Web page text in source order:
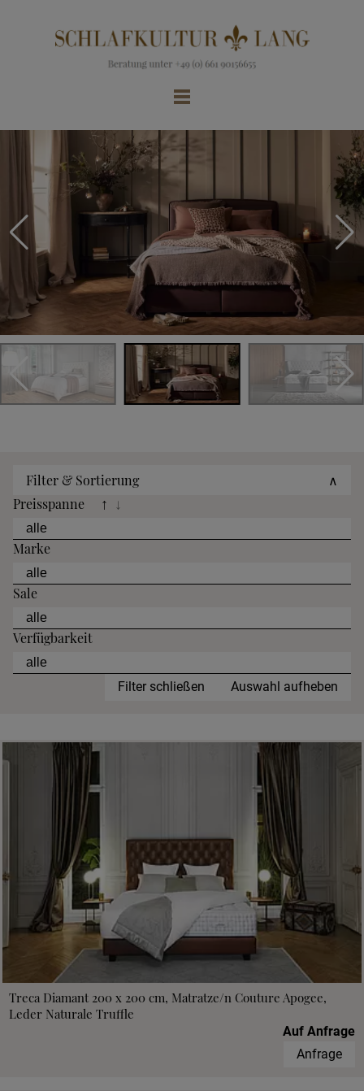
Filter & Sortierung
∧
Preisspanne
↑ ↓
Marke
Sale
Verfügbarkeit
Filter schließen Auswahl aufheben
Treca Diamant 200 x 200 cm, Matratze/n Couture Apogee,
Leder Naturale Truffle
Auf Anfrage
Anfrage